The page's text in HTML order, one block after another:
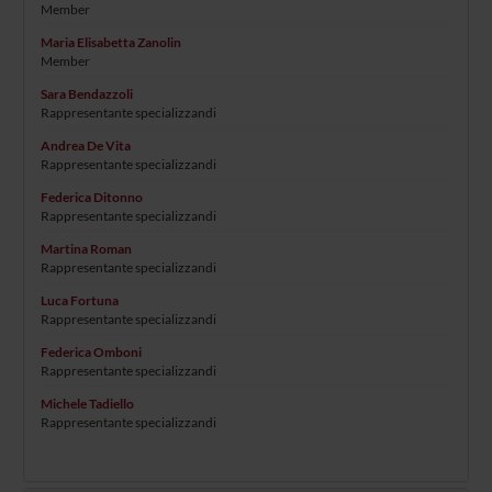
Member
Maria Elisabetta Zanolin
Member
Sara Bendazzoli
Rappresentante specializzandi
Andrea De Vita
Rappresentante specializzandi
Federica Ditonno
Rappresentante specializzandi
Martina Roman
Rappresentante specializzandi
Luca Fortuna
Rappresentante specializzandi
Federica Omboni
Rappresentante specializzandi
Michele Tadiello
Rappresentante specializzandi